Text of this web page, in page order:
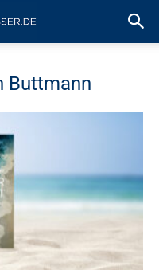
Buttmann